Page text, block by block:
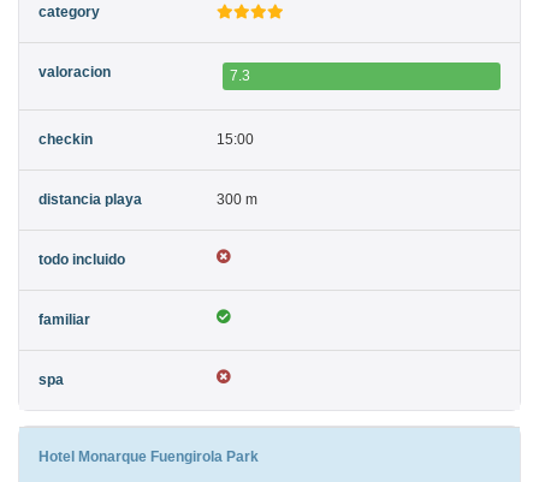
7.3
15:00
300 m
Hotel Monarque Fuengirola Park